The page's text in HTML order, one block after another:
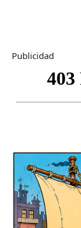
Publicidad